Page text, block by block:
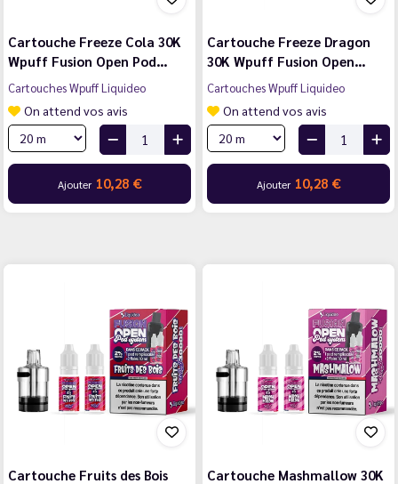
Cartouche Freeze Cola 30K
Wpuff Fusion Open Pod…
Cartouches Wpuff Liquideo
On attend vos avis
Ajouter 10,28 €
Cartouche Freeze Dragon
30K Wpuff Fusion Open…
Cartouches Wpuff Liquideo
On attend vos avis
Ajouter 10,28 €
Cartouche Fruits des Bois
Cartouche Mashmallow 30K